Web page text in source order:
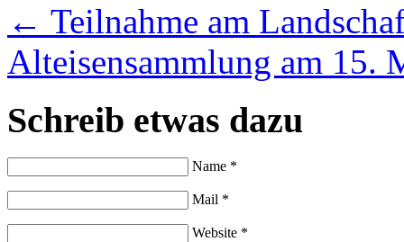
← Teilnahme am
Alteisensammlung am 15.
Schreib etwas dazu
Name *
Mail *
Website *